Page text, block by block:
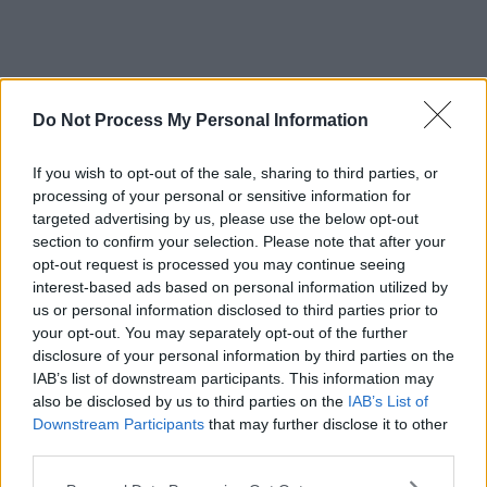
Do Not Process My Personal Information
If you wish to opt-out of the sale, sharing to third parties, or
processing of your personal or sensitive information for
targeted advertising by us, please use the below opt-out
section to confirm your selection. Please note that after your
opt-out request is processed you may continue seeing
interest-based ads based on personal information utilized by
us or personal information disclosed to third parties prior to
your opt-out. You may separately opt-out of the further
disclosure of your personal information by third parties on the
IAB’s list of downstream participants. This information may
also be disclosed by us to third parties on the IAB’s List of
Downstream Participants that may further disclose it to other
Bhí an t-ádh orm imirt taobh leis i mo chéad
hIT Trá Lí. Táimid ag tnúth le bheith ag obair
leis arís. Mar imreoir Chiarraí, ba laoch ollmhór
é dúinn go léir.
Tar éis bliana neamhchoitianta de streachailt,
léiríonn taithí Clifford gur féidir le
féinmheasúnú macánta, muinín agus athrú
straitéise ceann de na séasúir is iomláine dá
shlí bheatha a thabhairt agus go mbíonn fiú na
laochra is fearr ag teastáil ó chomhrá crua
chun filleadh ar a ndícheall.